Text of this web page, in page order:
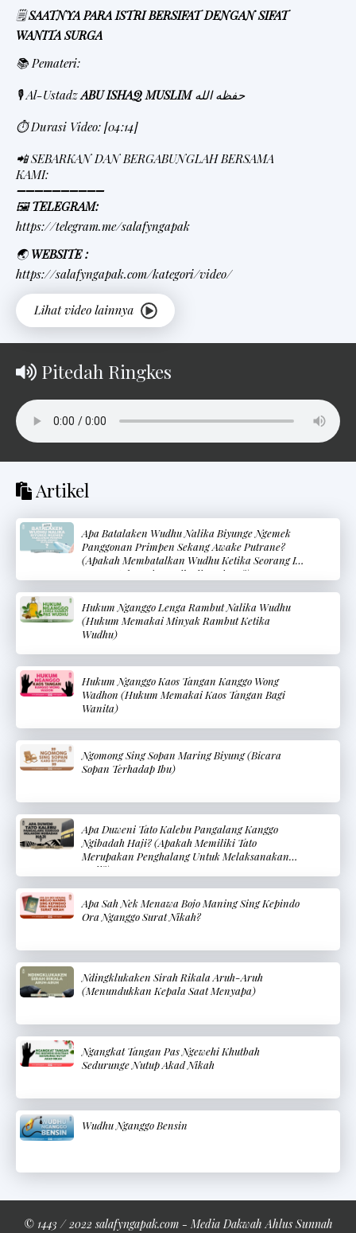
🗒SAATNYA PARA ISTRI BERSIFAT DENGAN SIFAT
WANITA SURGA
📚 Pemateri:
🎙 Al-UstadzABU ISHAQ MUSLIM حفظه الله
⏱ Durasi Video: [04:14]
📲 SEBARKAN DAN BERGABUNGLAH BERSAMA
KAMI:
➖➖➖➖➖➖➖➖➖➖
🖼TELEGRAM:
https://telegram.me/salafyngapak
🌏 WEBSITE :
https://salafyngapak.com/kategori/video/
Pitedah Ringkes
Artikel
Apa Batalaken Wudhu Nalika Biyunge Ngemek
Panggonan Primpen Sekang Awake Putrane?
(Apakah Membatalkan Wudhu Ketika Seorang Ibu
Menyentuh Bagian Pribadi Bayinya?)
Hukum Nganggo Lenga Rambut Nalika Wudhu
(Hukum Memakai Minyak Rambut Ketika
Wudhu)
Hukum Nganggo Kaos Tangan Kanggo Wong
Wadhon (Hukum Memakai Kaos Tangan Bagi
Wanita)
Ngomong Sing Sopan Maring Biyung (Bicara
Sopan Terhadap Ibu)
Apa Duweni Tato Kalebu Pangalang Kanggo
Ngibadah Haji? (Apakah Memiliki Tato
Merupakan Penghalang Untuk Melaksanakan
Haji?)
Apa Sah Nek Menawa Bojo Maning Sing Kepindo
Ora Nganggo Surat Nikah?
Ndingklukaken Sirah Rikala Aruh-Aruh
(Menundukkan Kepala Saat Menyapa)
Ngangkat Tangan Pas Ngewehi Khutbah
Sedurunge Nutup Akad Nikah
Wudhu Nganggo Bensin
© 1443 / 2022 salafyngapak.com - Media Dakwah Ahlus Sunnah